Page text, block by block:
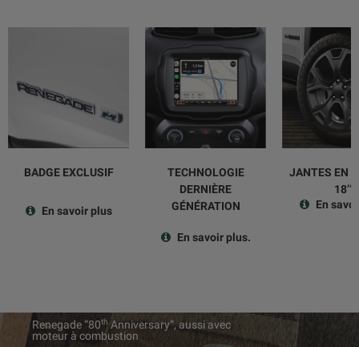
BADGE EXCLUSIF
En savoir plus
TECHNOLOGIE
DERNIÈRE
GÉNÉRATION
En savoir plus.
JANTES EN
18’’
En
Renegade “80th Anniversary”, aussi avec
moteur à combustion